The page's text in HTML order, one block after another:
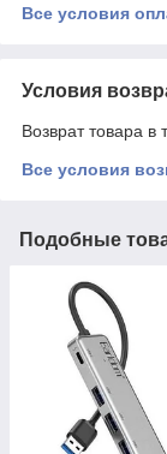
Все условия
Условия
Возврат товара в
Все условия
Подобные